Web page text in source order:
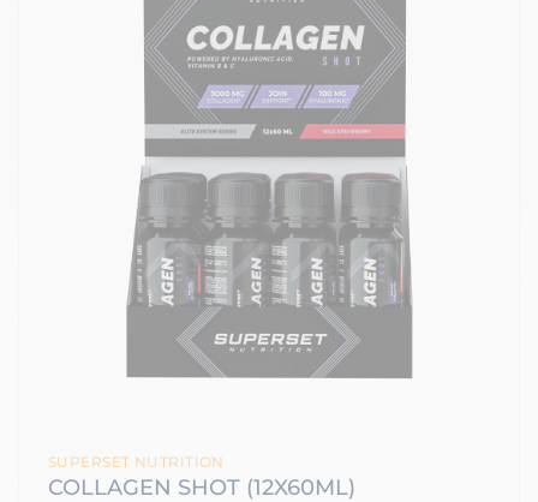
SUPERSET NUTRITION
COLLAGEN SHOT (12X60ML)